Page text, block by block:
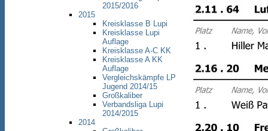
2015/2016
2015
Kreisklasse B Lupi
Kreisklasse Lupi
Auflage
Kreisklasse A-C KK
Kreisklasse A KK
Auflage
Vergleichskämpfe LP
Jugend 2014/15
Großkaliber
Verbandsliga Lupi
2014/2015
2014